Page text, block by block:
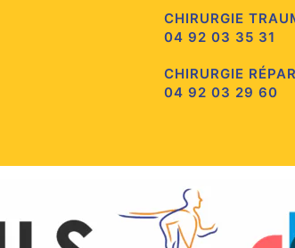
CHIRURGIE
04 92 03 35 31
CHIRURGIE
04 92 03 29 60